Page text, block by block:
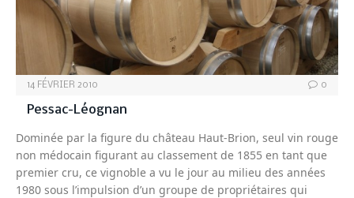
14 FÉVRIER 2010 0
Pessac-Léognan
Dominée par la figure du château Haut-Brion, seul vin rouge
non médocain figurant au classement de 1855 en tant que
premier cru, ce vignoble a vu le jour au milieu des années
1980 sous l’impulsion d’un groupe de propriétaires qui